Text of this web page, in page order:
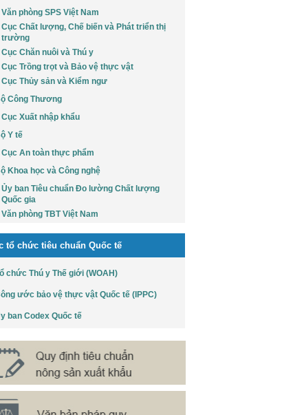
Văn phòng SPS Việt Nam
Cục Chất lượng, Chế biến và Phát triển thị
trường
Cục Chăn nuôi và Thú y
Cục Trồng trọt và Bảo vệ thực vật
Cục Thủy sản và Kiểm ngư
Công Thương
Cục Xuất nhập khẩu
Y tế
Cục An toàn thực phẩm
Khoa học và Công nghệ
Ủy ban Tiêu chuẩn Đo lường Chất lượng
Quốc gia
Văn phòng TBT Việt Nam
tổ chức tiêu chuẩn Quốc tế
chức Thú y Thế giới (WOAH)
ước bảo vệ thực vật Quốc tế (IPPC)
ban Codex Quốc tế